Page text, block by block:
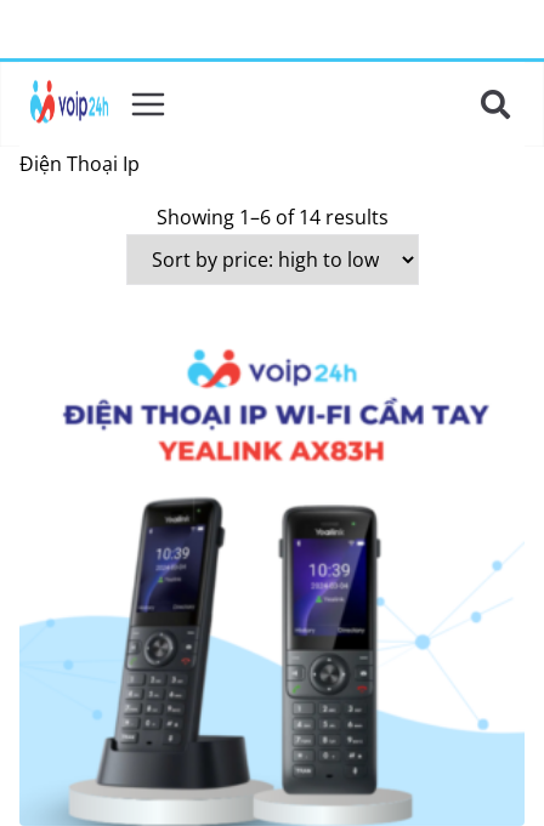
Điện Thoại Ip
Showing 1–6 of 14 results